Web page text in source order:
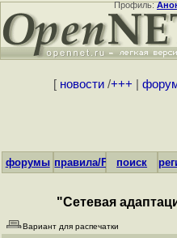
Профиль:
[ новости/+++
форумы правила/FAQпоиск
"Сетевая
Вариант для распечатки